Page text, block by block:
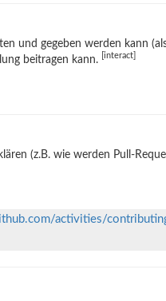
und gegeben werden kann
beitragen kann.
[interact]
(z.B. wie werden Pull-
activities/